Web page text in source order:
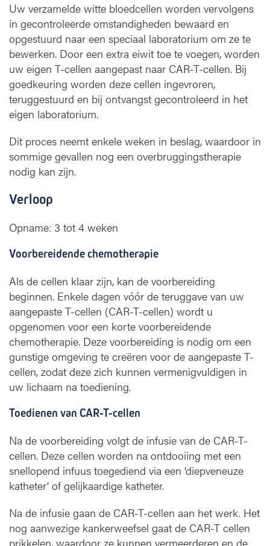
Uw verzamelde witte bloedcellen worden vervolgens
in gecontroleerde omstandigheden bewaard en
opgestuurd naar een speciaal laboratorium om ze te
bewerken. Door een extra eiwit toe te voegen, worden
uw eigen T-cellen aangepast naar CAR-T-cellen. Bij
goedkeuring worden deze cellen ingevroren,
teruggestuurd en bij ontvangst gecontroleerd in het
eigen laboratorium.
Dit proces neemt enkele weken in beslag, waardoor in
sommige gevallen nog een overbruggingstherapie
nodig kan zijn.
Verloop
Opname: 3 tot 4 weken
Voorbereidende chemotherapie
Als de cellen klaar zijn, kan de voorbereiding
beginnen. Enkele dagen vóór de teruggave van uw
aangepaste T-cellen (CAR-T-cellen) wordt u
opgenomen voor een korte voorbereidende
chemotherapie. Deze voorbereiding is nodig om een
gunstige omgeving te creëren voor de aangepaste T-
cellen, zodat deze zich kunnen vermenigvuldigen in
uw lichaam na toediening.
Toedienen van CAR-T-cellen
Na de voorbereiding volgt de infusie van de CAR-T-
cellen. Deze cellen worden na ontdooiing met een
snellopend infuus toegediend via een ‘diepveneuze
katheter’ of gelijkaardige katheter.
Na de infusie gaan de CAR-T-cellen aan het werk. Het
nog aanwezige kankerweefsel gaat de CAR-T cellen
prikkelen, waardoor ze kunnen vermeerderen en de